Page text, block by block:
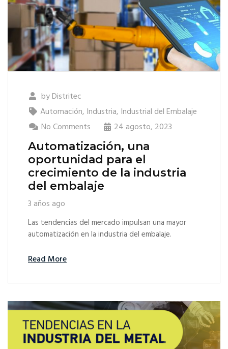
byDistritec
Automación, Industria, Industrial del Embalaje
No Comments
24 agosto, 2023
Automatización, una
oportunidad para el
crecimiento de la industria
del embalaje
3 años ago
Las tendencias del mercado impulsan una mayor
automatización en la industria del embalaje.
Read More